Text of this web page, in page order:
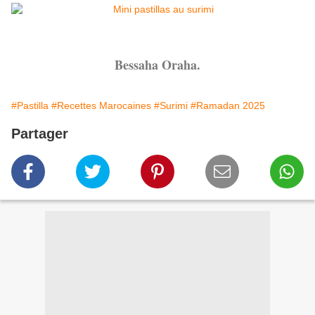
Bessaha Oraha.
#Pastilla #Recettes Marocaines #Surimi #Ramadan 2025
Partager